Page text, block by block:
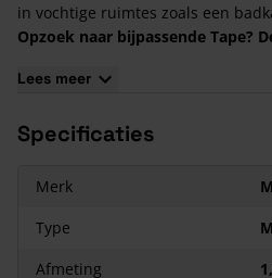
in vochtige ruimtes zoals een
Opzoek naar bijpassende Tape?
overlappen.
waterdicht af te sluiten.
en waterdicht af te sluiten.
repareren van scheuren.
Lees meer
Specificaties
Merk
Type
Afmeting